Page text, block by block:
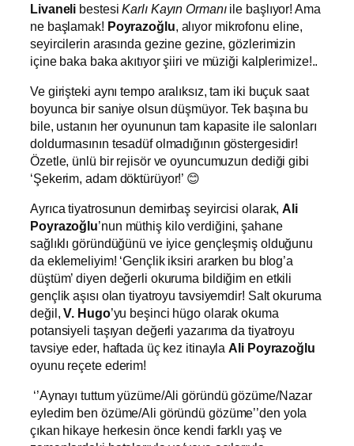
Livaneli bestesiKarlı Kayın Ormanıile başlıyor! Ama
ne başlamak! Poyrazoğlu, alıyor mikrofonu eline,
seyircilerin arasında gezine gezine, gözlerimizin
içine baka baka akıtıyor şiiri ve müziği kalplerimize!..
Ve girişteki aynı tempo aralıksız, tam iki buçuk saat
boyunca bir saniye olsun düşmüyor. Tek başına bu
bile, ustanın her oyununun tam kapasite ile salonları
doldurmasının tesadüf olmadığının göstergesidir!
Özetle, ünlü bir rejisör ve oyuncumuzun dediği gibi
‘Şekerim, adam döktürüyor!’ 😊
Ayrıca tiyatrosunun demirbaş seyircisi olarak,Ali
Poyrazoğlu’nun müthiş kilo verdiğini, şahane
sağlıklı göründüğünü ve iyice gençleşmiş olduğunu
da eklemeliyim! ‘Gençlik iksiri ararken bu blog’a
düştüm’ diyen değerli okuruma bildiğim en etkili
gençlik aşısı olan tiyatroyu tavsiyemdir! Salt okuruma
değil,V. Hugo’yu beşinci hügo olarak okuma
potansiyeli taşıyan değerli yazarıma da tiyatroyu
tavsiye eder, haftada üç kez itinaylaAli Poyrazoğlu
oyunu reçete ederim!
‘’Aynayı tuttum yüzüme/Ali göründü gözüme/Nazar
eyledim ben özüme/Ali göründü gözüme’’den yola
çıkan hikaye herkesin önce kendi farklı yaş ve